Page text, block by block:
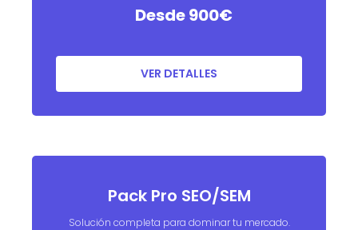
Desde 900€
VER DETALLES
Pack Pro SEO/SEM
Solución completa para dominar tu mercado.